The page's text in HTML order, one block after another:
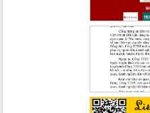
UBND tỉnh họp báo định kỳ tháng 4
Hội thảo khoa học “Giải pháp thúc đẩy
phát triển nền kinh tế xanh tại tỉnh
Tăng cường giám sát, đôn đốc thực
hiện nhiệm vụ quản lý tài sản công